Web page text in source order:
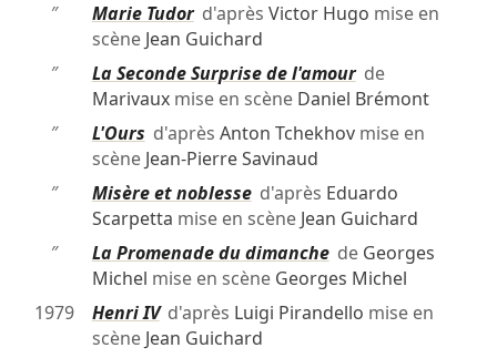
″
Marie Tudord'après Victor Hugo mise en
scène Jean Guichard
″
La Seconde Surprise de l'amourde
Marivauxmise en scène Daniel Brémont
″
L'Ours d'après Anton Tchekhovmise en
scène Jean-Pierre Savinaud
″
Misère et noblessed'après Eduardo
Scarpetta mise en scène Jean Guichard
″
La Promenade du dimanchede Georges
Michel mise en scène Georges Michel
1979
Henri IVd'après Luigi Pirandello mise en
scène Jean Guichard